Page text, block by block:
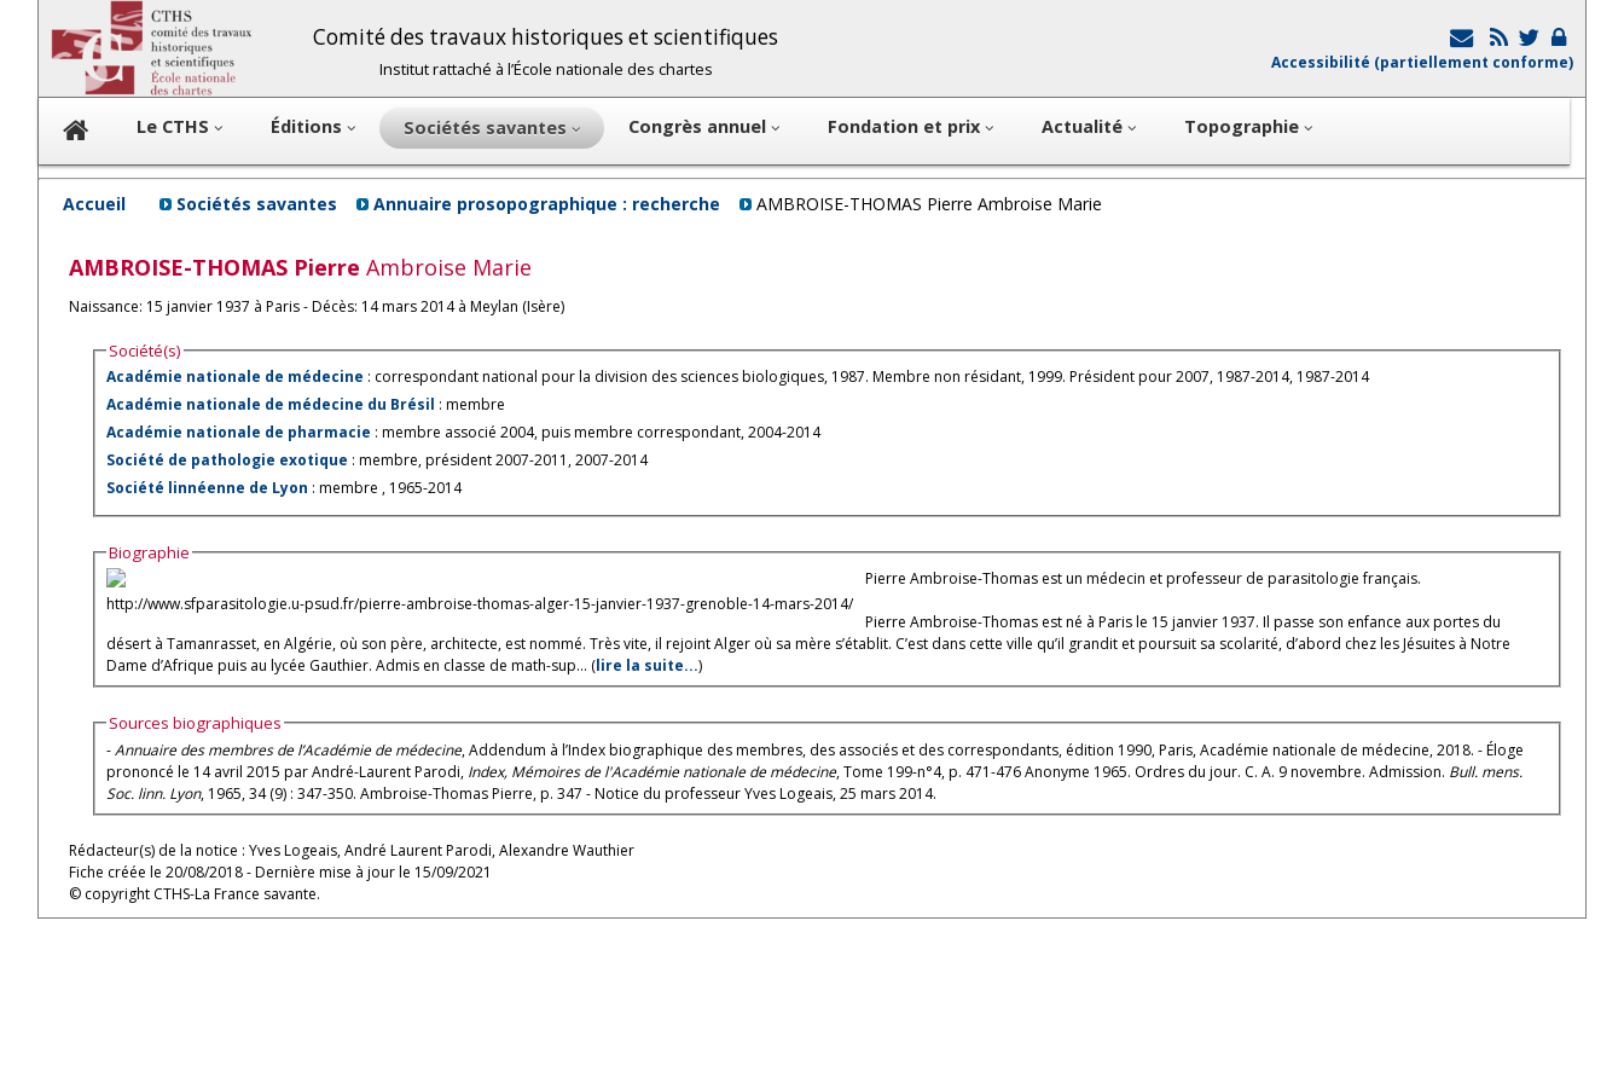
Comité des travaux historiques et scientifiques
Institut rattaché à l’École nationale des chartes Accessibilité (partiellement conforme)
Le CTHS Éditions Sociétés savantes Congrès annuel Fondation et prix Actualité Topographie
Accueil Sociétés savantes Annuaire prosopographique : recherche AMBROISE-THOMAS Pierre Ambroise Marie
AMBROISE-THOMAS Pierre Ambroise Marie
Naissance: 15 janvier 1937 à Paris - Décès: 14 mars 2014 à Meylan (Isère)
Société(s)
Académie nationale de médecine : correspondant national pour la division des sciences biologiques, 1987. Membre non résidant, 1999. Président pour 2007, 1987-2014, 1987-2014
Académie nationale de médecine du Brésil : membre
Académie nationale de pharmacie : membre associé 2004, puis membre correspondant, 2004-2014
Société de pathologie exotique : membre, président 2007-2011, 2007-2014
Société linnéenne de Lyon : membre , 1965-2014
Biographie
http://www.sfparasitologie.u-psud.fr/pierre-ambroise-thomas-alger-15-janvier-1937-grenoble-14-mars-2014/
Pierre Ambroise-Thomas est un médecin et professeur de parasitologie français.
Pierre Ambroise-Thomas est né à Paris le 15 janvier 1937. Il passe son enfance aux portes du
désert à Tamanrasset, en Algérie, où son père, architecte, est nommé. Très vite, il rejoint Alger où sa mère s’établit. C’est dans cette ville qu’il grandit et poursuit sa scolarité, d’abord chez les Jésuites à Notre
Dame d’Afrique puis au lycée Gauthier. Admis en classe de math-sup... (lire la suite...)
Sources biographiques
-Annuaire des membres de l’Académie de médecine, Addendum à l’Index biographique des membres, des associés et des correspondants, édition 1990, Paris, Académie nationale de médecine, 2018. - Éloge
prononcé le 14 avril 2015 par André-Laurent Parodi, Index, Mémoires de l'Académie nationale de médecine, Tome 199-n°4, p. 471-476 Anonyme 1965. Ordres du jour. C. A. 9 novembre. Admission. Bull. mens.
Soc. linn. Lyon
, 1965, 34 (9) : 347-350. Ambroise-Thomas Pierre, p. 347 - Notice du professeur Yves Logeais, 25 mars 2014.
Rédacteur(s) de la notice : Yves Logeais, André Laurent Parodi, Alexandre Wauthier
Fiche créée le 20/08/2018 - Dernière mise à jour le 15/09/2021
© copyright CTHS-La France savante.